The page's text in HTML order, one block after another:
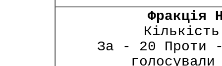
Фракція
За - 20 Проти